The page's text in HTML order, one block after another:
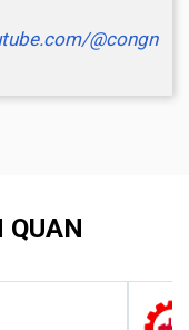
@congn